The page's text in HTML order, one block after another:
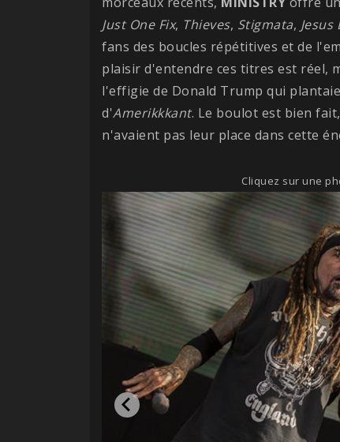
Just One Fix, Thieves, Stigmata,
fans des boucles répétitives et de
plaisir d'entendre ces titres est réel,
l'effigie de Donald Trump qui
d'Amerikkkant. Le boulot est bien
n'avaient pas leur place dans cette
Cliquez sur une